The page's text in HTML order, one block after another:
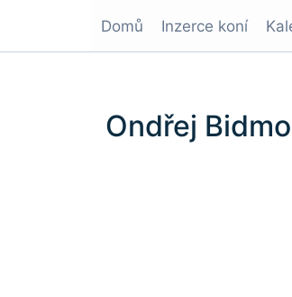
Domů Inzerce koní
Ondřej